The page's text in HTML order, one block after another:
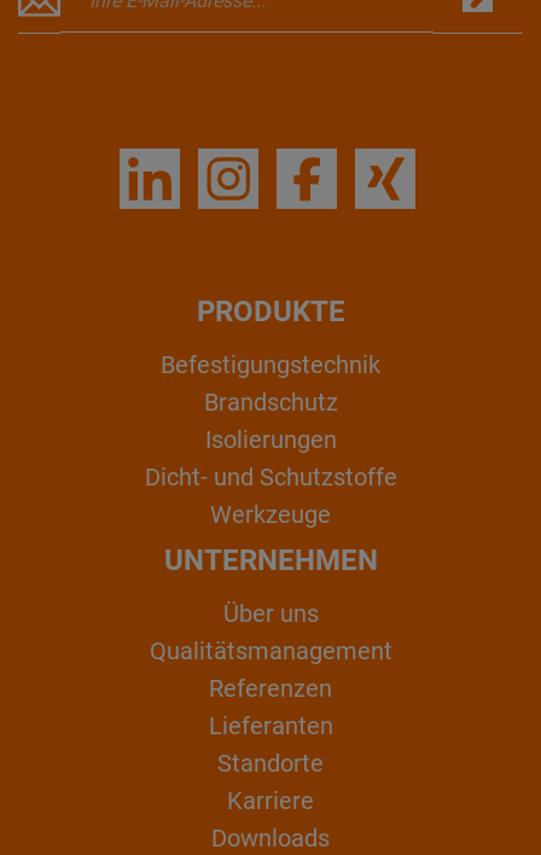
PRODUKTE
Befestigungstechnik
Brandschutz
Isolierungen
Dicht- und Schutzstoffe
Werkzeuge
UNTERNEHMEN
Über uns
Qualitätsmanagement
Referenzen
Lieferanten
Standorte
Karriere
Downloads